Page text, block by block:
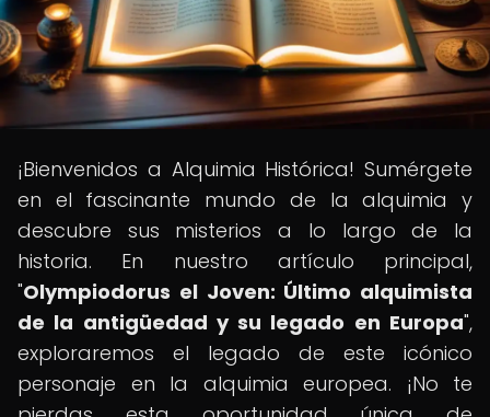
¡Bienvenidos a Alquimia Histórica! Sumérgete
en el fascinante mundo de la alquimia y
descubre sus misterios a lo largo de la
historia. En nuestro artículo principal,
"Olympiodorus el Joven: Último alquimista
de la antigüedad y su legado en Europa",
exploraremos el legado de este icónico
personaje en la alquimia europea. ¡No te